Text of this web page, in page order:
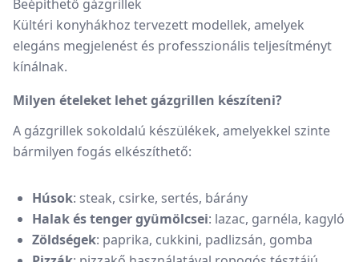
Beépíthető gázgrillek
Kültéri konyhákhoz tervezett modellek, amelyek
elegáns megjelenést és professzionális teljesítményt
kínálnak.
Milyen ételeket lehet gázgrillen készíteni?
A gázgrillek sokoldalú készülékek, amelyekkel szinte
bármilyen fogás elkészíthető:
Húsok: steak, csirke, sertés, bárány
Halak és tenger gyümölcsei: lazac, garnéla, kagyló
Zöldségek: paprika, cukkini, padlizsán, gomba